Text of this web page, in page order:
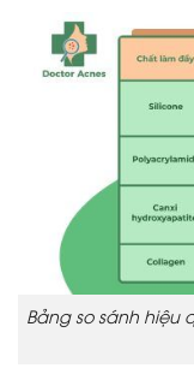
Bảng so sánh